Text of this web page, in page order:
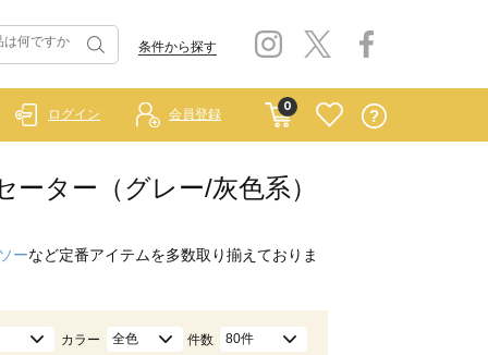
条件から探す
0
ログイン 会員登録
ター（グレー/灰色系）
ーなど定番アイテムを多数取り揃えておりま
カラー 全色 件数 80件